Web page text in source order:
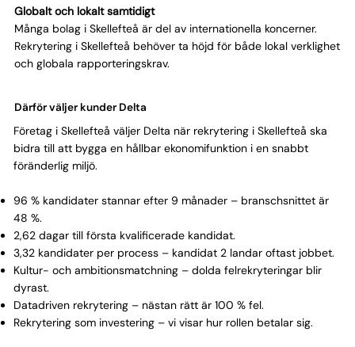
Globalt och lokalt samtidigt
Många bolag i Skellefteå är del av internationella koncerner.
Rekrytering i Skellefteå behöver ta höjd för både lokal verklighet
och globala rapporteringskrav.
Därför väljer kunder Delta
Företag i Skellefteå väljer Delta när rekrytering i Skellefteå ska
bidra till att bygga en hållbar ekonomifunktion i en snabbt
föränderlig miljö.
96 % kandidater stannar efter 9 månader – branschsnittet är
48 %.
2,62 dagar till första kvalificerade kandidat.
3,32 kandidater per process – kandidat 2 landar oftast jobbet.
Kultur- och ambitionsmatchning – dolda felrekryteringar blir
dyrast.
Datadriven rekrytering – nästan rätt är 100 % fel.
Rekrytering som investering – vi visar hur rollen betalar sig.